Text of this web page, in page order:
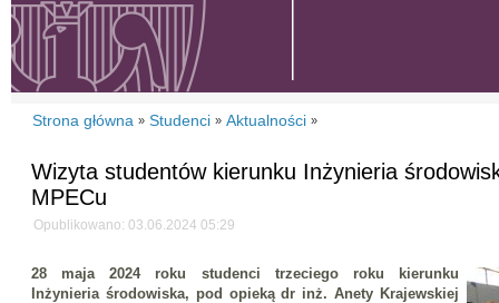
Strona główna » Studenci » Aktualności »
Wizyta studentów kierunku Inżynieria
MPECu
Opublikowano: 03.06.2024 05:29
28 maja 2024 roku studenci trzeciego roku kierunku
Inżynieria środowiska, pod opieką dr inż. Anety Krajewskiej